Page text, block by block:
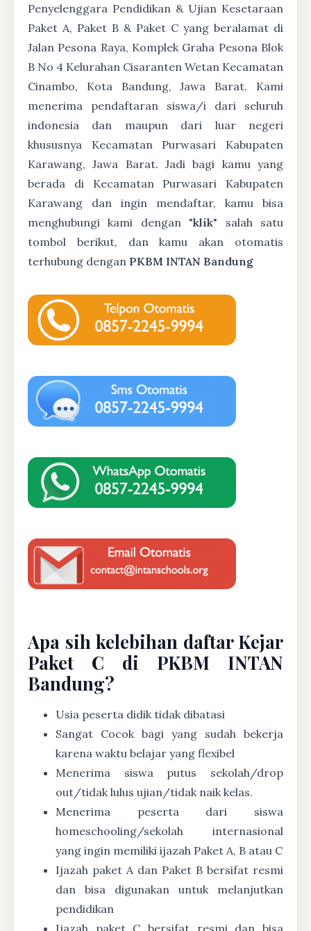
Penyelenggara Pendidikan & Ujian Kesetaraan
Paket A, Paket B & Paket C yang beralamat di
Jalan Pesona Raya, Komplek Graha Pesona Blok
B No 4 Kelurahan Cisaranten Wetan Kecamatan
Cinambo, Kota Bandung, Jawa Barat. Kami
menerima pendaftaran siswa/i dari seluruh
indonesia dan maupun dari luar negeri
khususnya Kecamatan Purwasari Kabupaten
Karawang, Jawa Barat. Jadi bagi kamu yang
berada di Kecamatan Purwasari Kabupaten
Karawang dan ingin mendaftar, kamu bisa
menghubungi kami dengan "klik" salah satu
tombol berikut, dan kamu akan otomatis
terhubung dengan PKBM INTAN Bandung
Apa sih kelebihan daftar Kejar
Paket C di PKBM INTAN
Bandung?
Usia peserta didik tidak dibatasi
Sangat Cocok bagi yang sudah bekerja
karena waktu belajar yang flexibel
Menerima siswa putus sekolah/drop
out/tidak lulus ujian/tidak naik kelas.
Menerima peserta dari siswa
homeschooling/sekolah internasional
yang ingin memiliki ijazah Paket A, B atau C
Ijazah paket A dan Paket B bersifat resmi
dan bisa digunakan untuk melanjutkan
pendidikan
Ijazah paket C bersifat resmi dan bisa